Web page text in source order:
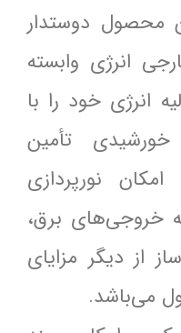
محصول دوستدار
انرژی وابسته
انرژی خود را با
تأمین
نورپردازی
خروجی‌های برق،
از دیگر مزایای
می‌باشد.